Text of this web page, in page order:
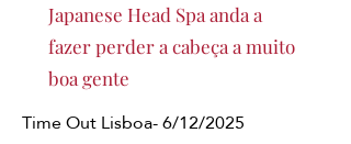
Japanese Head Spa anda a
fazer perder a cabeça a muito
boa gente
Time Out Lisboa- 6/12/2025